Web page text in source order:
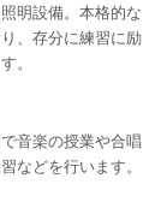
明設備。本格的な
、存分に練習に励
。
音楽の授業や合唱
などを行います。